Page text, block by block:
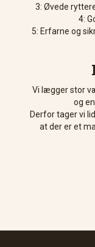
3: Øvede
4:
5: Erfarne og
Vi lægger stor
og
Derfor tager vi
at der er et